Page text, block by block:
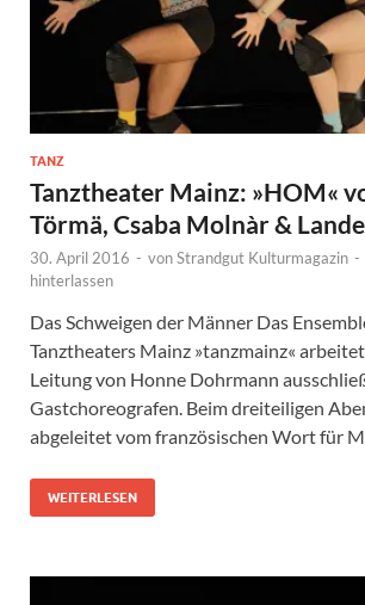
TANZ
Tanztheater Mainz: »HOM«
Törmä, Csaba Molnàr &
30. April 2016 - vonStrandgut Kulturmagazin -
hinterlassen
Das Schweigen der Männer Das
Tanztheaters Mainz »tanzmainz«
Leitung von Honne Dohrmann
Gastchoreografen. Beim dreiteiligen
abgeleitet vom französischen Wort für
WEITERLESEN